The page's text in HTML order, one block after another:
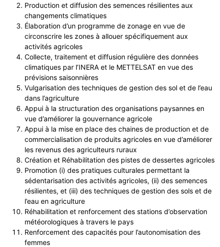
Production et diffusion des semences résilientes aux
changements climatiques
Élaboration d’un programme de zonage en vue de
circonscrire les zones à allouer spécifiquement aux
activités agricoles
Collecte, traitement et diffusion régulière des données
climatiques par l’INERA et le METTELSAT en vue des
prévisions saisonnières
Vulgarisation des techniques de gestion des sol et de l’eau
dans l’agriculture
Appui à la structuration des organisations paysannes en
vue d’améliorer la gouvernance agricole
Appui à la mise en place des chaines de production et de
commercialisation de produits agricoles en vue d’améliorer
les revenus des agriculteurs ruraux
Création et Réhabilitation des pistes de dessertes agricoles
Promotion (i) des pratiques culturales permettant la
sédentarisation des activités agricoles, (ii) des semences
résilientes, et (iii) des techniques de gestion des sols et de
l’eau en agriculture
Réhabilitation et renforcement des stations d’observation
météorologiques à travers le pays
Renforcement des capacités pour l’autonomisation des
femmes